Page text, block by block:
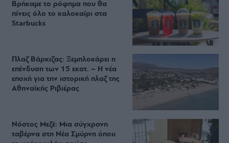
Βρήκαμε το ρόφημα που θα
πίνεις όλο το καλοκαίρι στα
Starbucks
Πλαζ Βάρκιζας: Ξεμπλοκάρει η
επένδυση των 15 εκατ. – Η νέα
εποχή για την ιστορική πλαζ της
Αθηναϊκής Ριβιέρας
Νόστος Μεζέ: Μια σύγχρονη
ταβέρνα στη Νέα Σμύρνη όπου